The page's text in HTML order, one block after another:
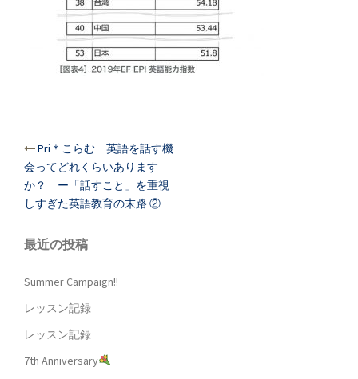
投
稿
ナ
ビ
ー
ョ
ン
Pri＊こらむ 英語を話す機
会ってどれくらいあります
か？ ー「話すこと」を重視
しすぎた英語教育の末路 ②
最近の投稿
Summer Campaign!!
レッスン記録
レッスン記録
7th Anniversary